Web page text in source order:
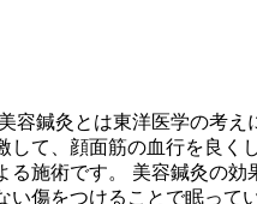
容鍼灸とは東洋医学の考え
して、顔面筋の血行を良く
る施術です。 美容鍼灸の効
い傷をつけることで眠って